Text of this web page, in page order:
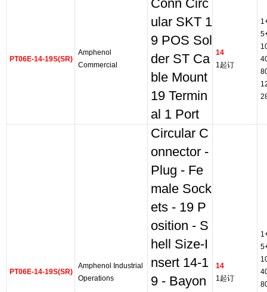
PT06E-14-19S(SR)
Amphenol
Commercial
Conn Circ
ular SKT 1
9 POS Sol
der ST Ca
ble Mount
19 Termin
al 1 Port
14
1起订
PT06E-14-19S(SR)
Amphenol Industrial
Operations
Circular C
onnector -
Plug - Fe
male Sock
ets - 19 P
osition - S
hell Size-I
nsert 14-1
9 - Bayon
14
1起订